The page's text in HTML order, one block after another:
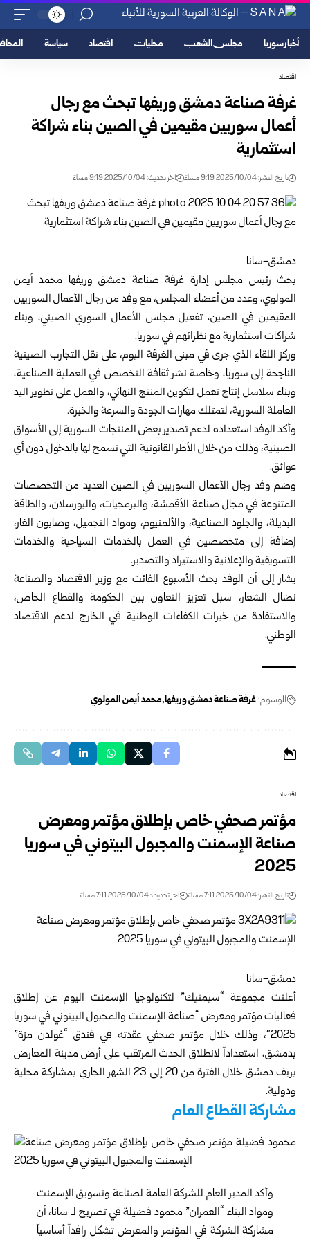
أخبار سوريا مجلس الشعب محليات اقتصاد سياسة
اقتصاد
غرفة صناعة دمشق وريفها تبحث مع رجال
أعمال سوريين مقيمين في الصين بناء شراكة
استثمارية
تاريخ النشر: 2025/10/04 9:19 مساءً اخر تحديث: 2025/10/04 9:19 مساءً
دمشق-سانا
بحث رئيس مجلس إدارة غرفة صناعة دمشق وريفها محمد أيمن
المولوي، وعدد من أعضاء المجلس، مع وفد من رجال الأعمال السوريين
المقيمين في الصين، تفعيل مجلس الأعمال السوري الصيني، وبناء
شراكات استثمارية مع نظرائهم في سوريا.
وركز اللقاء الذي جرى في مبنى الغرفة اليوم، على نقل التجارب الصينية
الناجحة إلى سوريا، وخاصة نشر ثقافة التخصص في العملية الصناعية،
وبناء سلاسل إنتاج تعمل لتكوين المنتج النهائي، والعمل على تطوير اليد
العاملة السورية، لتمتلك مهارات الجودة والسرعة والخبرة.
وأكد الوفد استعداده لدعم تصدير بعض المنتجات السورية إلى الأسواق
الصينية، وذلك من خلال الأطر القانونية التي تسمح لها بالدخول دون أي
عوائق.
وضم وفد رجال الأعمال السوريين في الصين العديد من التخصصات
المتنوعة في مجال صناعة الأقمشة، والبرمجيات، والبورسلان، والطاقة
البديلة، والجلود الصناعية، والألمنيوم، ومواد التجميل، وصابون الغار،
إضافة إلى متخصصين في العمل بالخدمات السياحية والخدمات
التسويقية والإعلانية والاستيراد والتصدير.
يشار إلى أن الوفد بحث الأسبوع الفائت مع وزير الاقتصاد والصناعة
نضال الشعار، سبل تعزيز التعاون بين الحكومة والقطاع الخاص،
والاستفادة من خبرات الكفاءات الوطنية في الخارج لدعم الاقتصاد
الوطني.
الوسوم:غرفة صناعة دمشق وريفها محمد أيمن المولوي
اقتصاد
مؤتمر صحفي خاص بإطلاق مؤتمر ومعرض
صناعة الإسمنت والمجبول البيتوني في سوريا
2025
تاريخ النشر: 2025/10/04 7:11 مساءً اخر تحديث: 2025/10/04 7:11 مساءً
دمشق-سانا
أعلنت مجموعة “سيمتيك” لتكنولوجيا الإسمنت اليوم عن إطلاق
فعاليات مؤتمر ومعرض “صناعة الإسمنت والمجبول البيتوني في سوريا
2025″، وذلك خلال مؤتمر صحفي عقدته في فندق “غولدن مزة”
بدمشق، استعداداً لانطلاق الحدث المرتقب على أرض مدينة المعارض
بريف دمشق خلال الفترة من 20 إلى 23 الشهر الجاري بمشاركة محلية
ودولية.
مشاركة القطاع العام
وأكد المدير العام للشركة العامة لصناعة وتسويق الإسمنت
ومواد البناء “العمران” محمود فضيلة في تصريح لـ سانا، أن
مشاركة الشركة في المؤتمر والمعرض تشكل رافداً أساسياً